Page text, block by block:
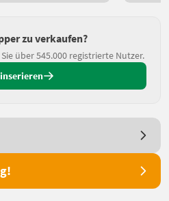
zu verkaufen?
über 545.000 registrierte Nutzer.